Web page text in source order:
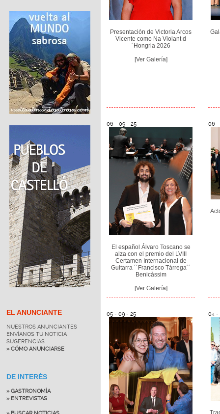
EL ANUNCIANTE
NUESTROS ANUNCIANTES
ENVÍANOS TU NOTICIA
SUGERENCIAS
» CÓMO ANUNCIARSE
DE INTERÉS
» GASTRONOMÍA
» ENTREVISTAS
Presentación de Victoria Arcos
Vicente como Na Violant d
´Hongria 2026
[Ver Galería]
06 - 09 - 25
El español Álvaro Toscano se
alza con el premio del LVIII
Certamen Internacional de
Guitarra ´´Francisco Tárrega´´
Benicàssim
[Ver Galería]
06 -
05 - 09 - 25 04 -